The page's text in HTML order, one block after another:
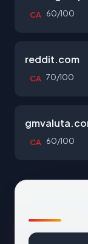
CA 60/100
reddit.com
CA 70/100
CA 60/100